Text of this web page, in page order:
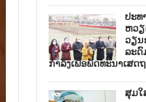
ປະທ
ຫວຽ
ວຽນ
ລະດົ
ກຳລັງເພື່ອພັດທະນາເສດ
ສຸມໃ